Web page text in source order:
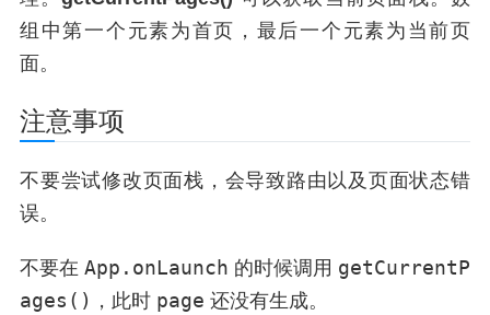
组中第一个元素为首页，最后一个元素为当前页
面。
注意事项
不要尝试修改页面栈，会导致路由以及页面状态错
误。
不要在 App.onLaunch 的时候调用 getCurrentP
ages() ，此时 page 还没有生成。